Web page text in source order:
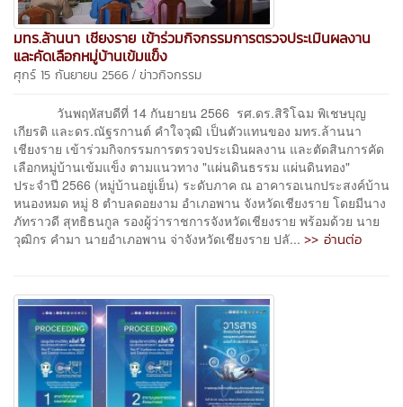
มทร.ล้านนา เชียงราย เข้าร่วมกิจกรรมการตรวจประเมินผลงาน
และคัดเลือกหมู่บ้านเข้มแข็ง
ศุกร์ 15 กันยายน 2566 / ข่าวกิจกรรม
วันพฤหัสบดีที่ 14 กันยายน 2566 รศ.ดร.สิริโฉม พิเชษบุญ
เกียรติ และดร.ณัฐรกานต์ คำใจวุฒิ เป็นตัวแทนของ มทร.ล้านนา
เชียงราย เข้าร่วมกิจกรรมการตรวจประเมินผลงาน และตัดสินการคัด
เลือกหมู่บ้านเข้มแข็ง ตามแนวทาง "แผ่นดินธรรม แผ่นดินทอง"
ประจำปี 2566 (หมู่บ้านอยู่เย็น) ระดับภาค ณ อาคารอเนกประสงค์บ้าน
หนองหมด หมู่ 8 ตำบลดอยงาม อำเภอพาน จังหวัดเชียงราย โดยมีนาง
ภัทราวดี สุทธิธนกูล รองผู้ว่าราชการจังหวัดเชียงราย พร้อมด้วย นาย
วุฒิกร คำมา นายอำเภอพาน จ่าจังหวัดเชียงราย ปลั... >> อ่านต่อ